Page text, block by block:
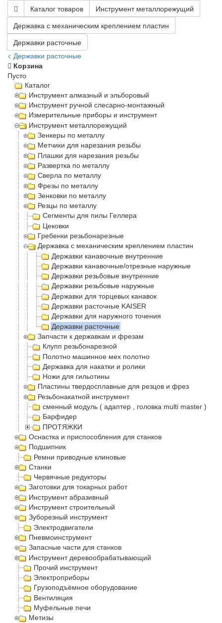
Каталог товаров
Инструмент металлорежущий
Державка с механическим креплением пластин
Державки расточные
< Державки расточные
Корзина
Пусто
Каталог
Инструмент алмазный и эльборовый
Инструмент ручной слесарно-монтажный
Измерительные приборы и инструмент
Инструмент металлорежущий
Зенкеры по металлу
Метчики для нарезания резьбы
Плашки для нарезания резьбы
Развертка по металлу
Сверла по металлу
Фрезы по металлу
Зенковки по металлу
Резцы по металлу
Сегменты для пилы Геллера
Цековки
Гребенки резьбонарезные
Державка с механическим креплением пластин
Державки канавочные внутренние
Державки канавочные/отрезные наружные
Державки резьбовые внутренние
Державки резьбовые наружные
Державки для торцевых канавок
Державки расточные KAISER
Державки для наружного точения
Державки расточные
Запчасти к державкам и фрезам
Клупп резьбонарезной
Полотно машинное мех полотно
Державка для накатки и ролики
Ножи для гильотины
Пластины твердосплавные для резцов и фрез
Резьбонакатной инструмент
сменный модуль ( адаптер , головка multi master )
Барфидер
ПРОТЯЖКИ
Оснастка и приспособления для станков
Подшипник
Ремни приводные клиновые
Станки
Червячные редукторы
Заготовки для токарных работ
Инструмент абразивный
Инструмент строительный
Зуборезный инструмент
Электродвигатели
Пневмоинструмент
Запасные части для станков
Инструмент деревообрабатывающий
Прочий инструмент
Электроприборы
Грузоподъёмное оборудование
Вентиляция
Муфельные печи
Метизы